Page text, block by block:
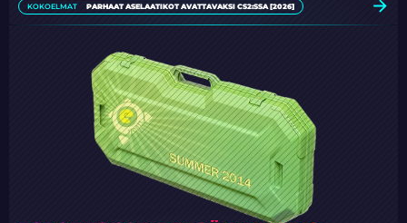
KOKOELMAT PARHAAT ASELAATIKOT AVATTAVAKSI CS2:SSA [2026]